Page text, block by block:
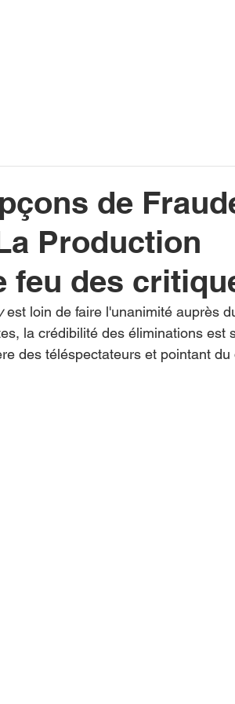
de
Production
feu des
est loin de faire l'unanimité auprès
la crédibilité des éliminations est
des téléspectateurs et pointant du